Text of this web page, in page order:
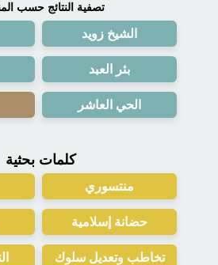
تصفية النتائج حسب
الشيخ زويد
بئر العبد
الحي العاشر
كلمات بحثية
منتسوري
حضانة إسلامية
تخاطب وتعديل سلوك